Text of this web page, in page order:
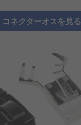
コネクターオスを見る